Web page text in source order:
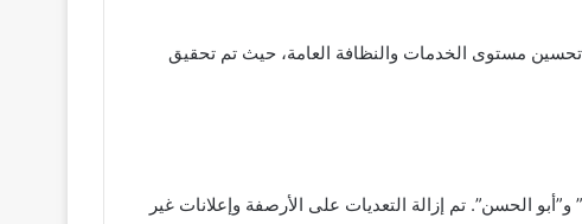
تحسين مستوى الخدمات والنظافة العامة، حيث تم تحقيق
الحسن”. تم إزالة التعديات على الأرصفة وإعلانات غير